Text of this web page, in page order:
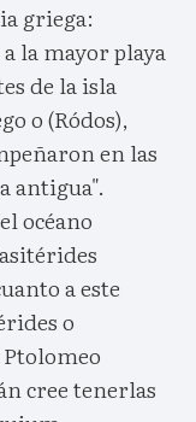
griega:
la mayor playa
de la isla
o (Ródos),
en las
antigua".
océano
a este
o
cree tenerlas